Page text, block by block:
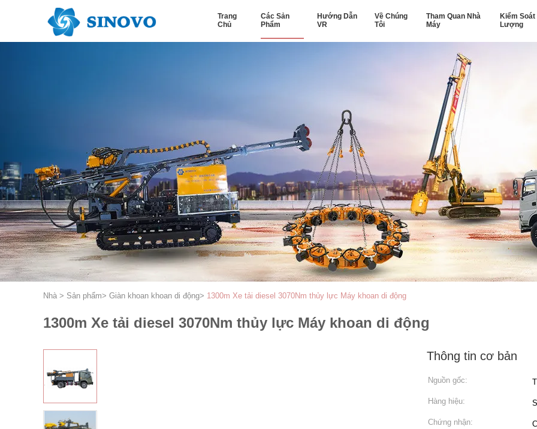
Trang
Chủ
Các Sản
Phẩm
Hướng Dẫn
VR
Về Chúng
Tôi
Tham Quan Nhà
Máy
Kiểm
Lượng
Nhà > Sản phẩm> Giàn khoan khoan di động> 1300m Xe tải diesel 3070Nm thủy lực Máy khoan di động
1300m Xe tải diesel 3070Nm thủy lực Máy khoan di động
Thông tin cơ bản
Nguồn gốc:
Hàng hiệu:
Chứng nhận: